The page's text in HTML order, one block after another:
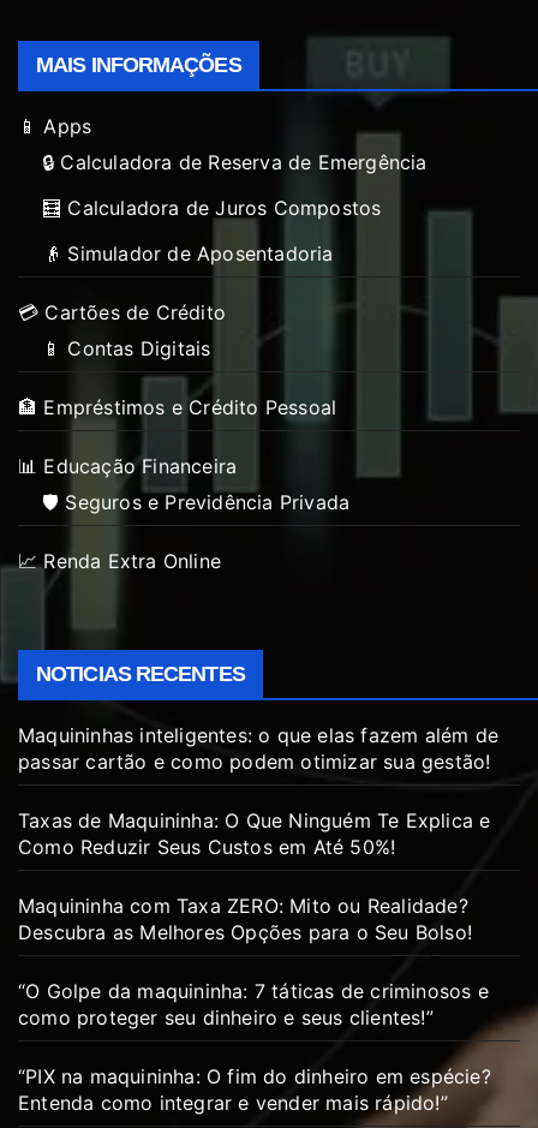
MAIS INFORMAÇÕES
📱 Apps
🔒 Calculadora de Reserva de Emergência
🧮 Calculadora de Juros Compostos
👴 Simulador de Aposentadoria
💳 Cartões de Crédito
📱 Contas Digitais
🏦 Empréstimos e Crédito Pessoal
📊 Educação Financeira
🛡️ Seguros e Previdência Privada
📈 Renda Extra Online
NOTICIAS RECENTES
Maquininhas inteligentes: o que elas fazem além de
passar cartão e como podem otimizar sua gestão!
Taxas de Maquininha: O Que Ninguém Te Explica e
Como Reduzir Seus Custos em Até 50%!
Maquininha com Taxa ZERO: Mito ou Realidade?
Descubra as Melhores Opções para o Seu Bolso!
“O Golpe da maquininha: 7 táticas de criminosos e
como proteger seu dinheiro e seus clientes!”
“PIX na maquininha: O fim do dinheiro em espécie?
Entenda como integrar e vender mais rápido!”